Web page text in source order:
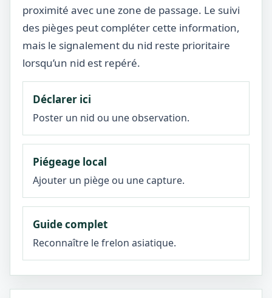
proximité avec une zone de passage. Le suivi
des pièges peut compléter cette information,
mais le signalement du nid reste prioritaire
lorsqu’un nid est repéré.
Déclarer ici
Poster un nid ou une observation.
Piégeage local
Ajouter un piège ou une capture.
Guide complet
Reconnaître le frelon asiatique.